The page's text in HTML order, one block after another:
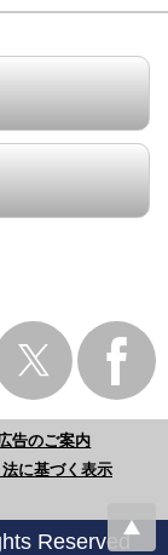
告のご案内
に基づく表示
Reserved